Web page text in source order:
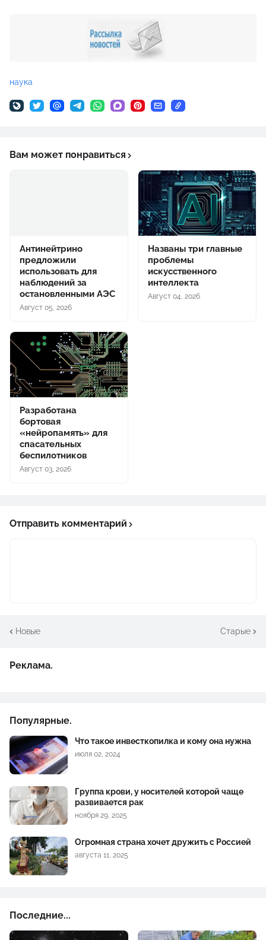
наука
Вам может понравиться
Антинейтрино
предложили
использовать для
наблюдений за
остановленными АЭС
Август 05, 2026
Названы три главные
проблемы
искусственного
интеллекта
Август 04, 2026
Разработана
бортовая
«нейропамять» для
спасательных
беспилотников
Август 03, 2026
Отправить комментарий
Новые Старые
Реклама.
Популярные.
Что такое инвесткопилка и кому она нужна
июля 02, 2024
Группа крови, у носителей которой чаще
развивается рак
ноября 29, 2025
Огромная страна хочет дружить с Россией
августа 11, 2025
Последние...